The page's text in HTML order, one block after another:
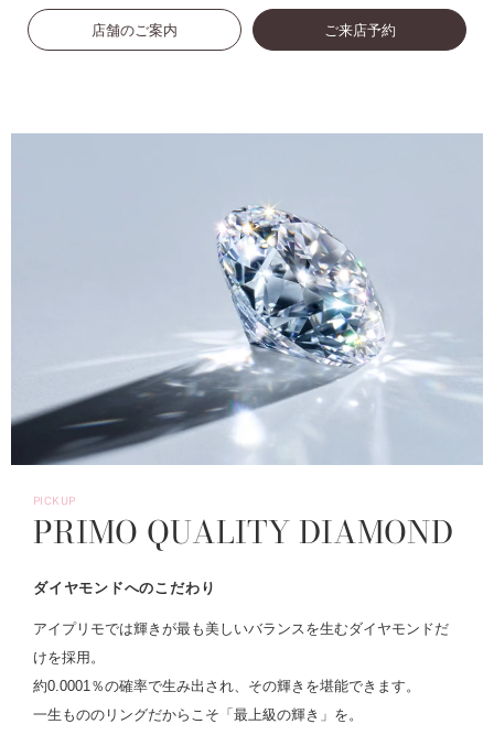
店舗のご案内 ご来店予約
PICKUP
PRIMO QUALITY DIAMOND
ダイヤモンドへのこだわり
アイプリモでは輝きが最も美しいバランスを生むダイヤモンドだ
けを採用。
約0.0001％の確率で生み出され、その輝きを堪能できます。
一生もののリングだからこそ「最上級の輝き」を。